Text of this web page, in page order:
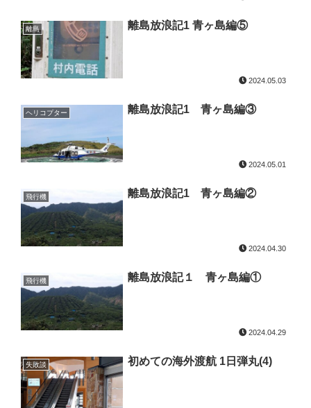
離島 離島放浪記1 青ヶ島編⑤
2024.05.03
ヘリコプター 離島放浪記1 青ヶ島編③
2024.05.01
飛行機 離島放浪記1 青ヶ島編②
2024.04.30
飛行機 離島放浪記１ 青ヶ島編①
2024.04.29
失敗談 初めての海外渡航 1日弾丸(4)